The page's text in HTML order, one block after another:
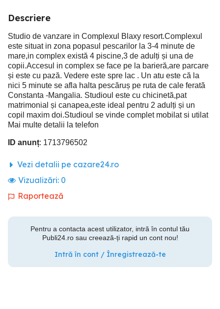
Descriere
Studio de vanzare in Complexul Blaxy resort.Complexul
este situat in zona popasul pescarilor la 3-4 minute de
mare,in complex există 4 piscine,3 de adulți și una de
copii.Accesul in complex se face pe la barieră,are parcare
și este cu pază. Vedere este spre lac . Un atu este că la
nici 5 minute se afla halta pescăruș pe ruta de cale ferată
Constanta -Mangalia. Studioul este cu chicinetă,pat
matrimonial și canapea,este ideal pentru 2 adulți și un
copil maxim doi.Studioul se vinde complet mobilat si utilat
Mai multe detalii la telefon
ID anunț: 1713796502
Vezi detalii pe cazare24.ro
Vizualizări: 0
Raportează
Pentru a contacta acest utilizator, intră în contul tău
Publi24.ro sau creează-ți rapid un cont nou!
Intră în cont / Înregistrează-te